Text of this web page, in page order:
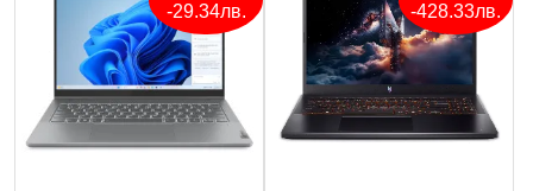
-29.34лв. -428.33лв.